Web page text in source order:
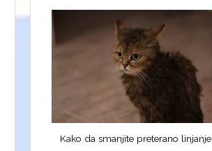
Kako da smanjite preterano linjanje